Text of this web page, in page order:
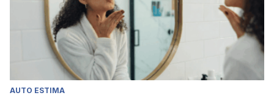
AUTO ESTIMA